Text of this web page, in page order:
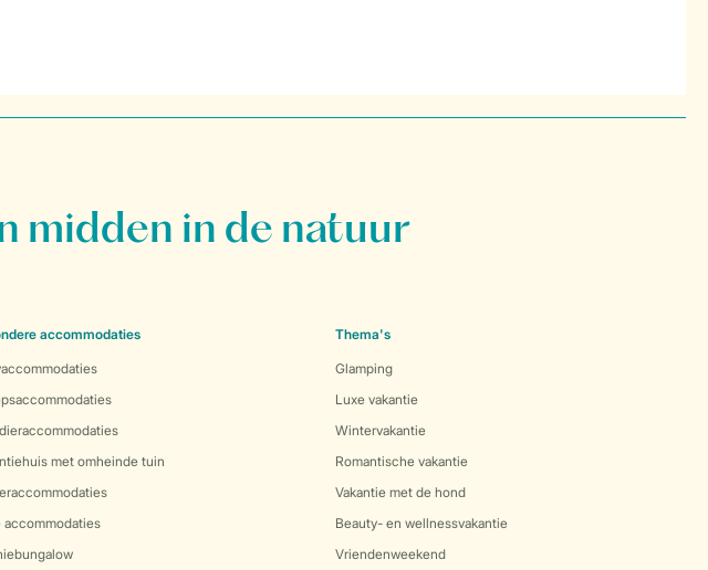
midden in de natuur
accommodaties
met omheinde tuin
accommodaties
Thema's
Glamping
Luxe vakantie
Wintervakantie
Romantische vakantie
Vakantie met de hond
Beauty- en wellnessvakantie
Vriendenweekend